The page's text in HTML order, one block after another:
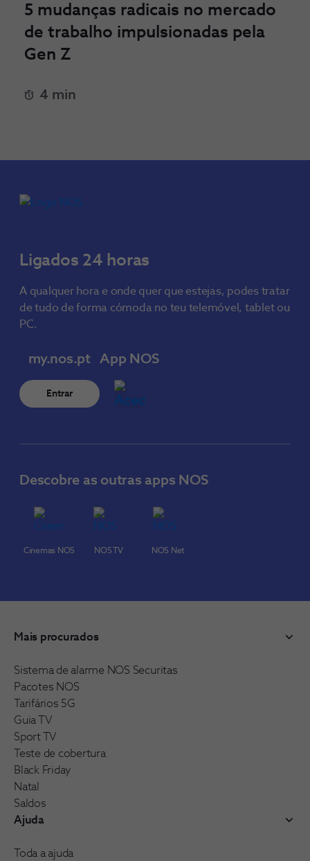
5 mudanças radicais no mercado
de trabalho impulsionadas pela
Gen Z
4 min
Ligados 24 horas
A qualquer hora e onde quer que estejas, podes tratar
de tudo de forma cómoda no teu telemóvel, tablet ou
PC.
my.nos.pt
Entrar
App NOS
Descobre as outras apps NOS
Cinemas NOS NOS TV NOS Net
Mais procurados
Sistema de alarme NOS Securitas
Pacotes NOS
Tarifários 5G
Guia TV
Sport TV
Teste de cobertura
Black Friday
Natal
Saldos
Ajuda
Toda a ajuda